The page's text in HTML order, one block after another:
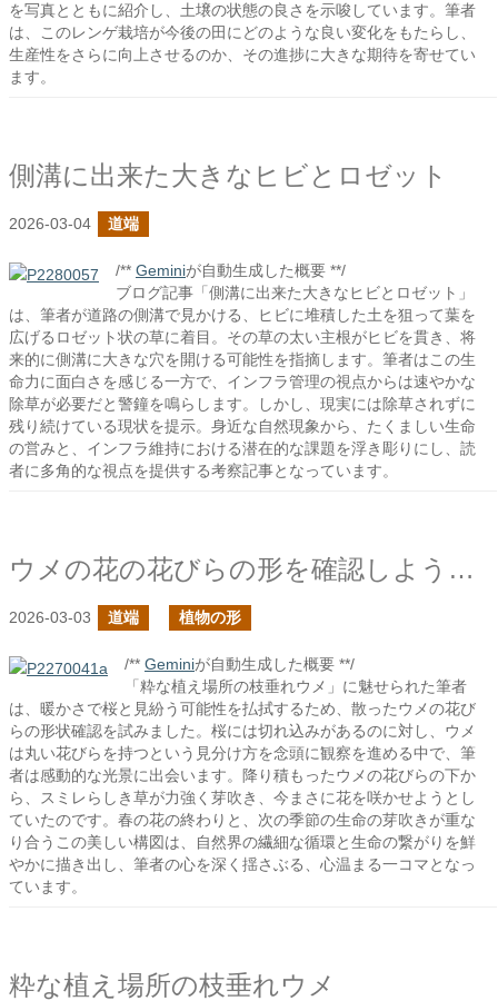
を写真とともに紹介し、土壌の状態の良さを示唆しています。筆者
は、このレンゲ栽培が今後の田にどのような良い変化をもたらし、
生産性をさらに向上させるのか、その進捗に大きな期待を寄せてい
ます。
側溝に出来た大きなヒビとロゼット
2026-03-04 道端
/** Geminiが自動生成した概要 **/
ブログ記事「側溝に出来た大きなヒビとロゼット」
は、筆者が道路の側溝で見かける、ヒビに堆積した土を狙って葉を
広げるロゼット状の草に着目。その草の太い主根がヒビを貫き、将
来的に側溝に大きな穴を開ける可能性を指摘します。筆者はこの生
命力に面白さを感じる一方で、インフラ管理の視点からは速やかな
除草が必要だと警鐘を鳴らします。しかし、現実には除草されずに
残り続けている現状を提示。身近な自然現象から、たくましい生命
の営みと、インフラ維持における潜在的な課題を浮き彫りにし、読
者に多角的な視点を提供する考察記事となっています。
ウメの花の花びらの形を確認しようとしたら
2026-03-03 道端 植物の形
/** Geminiが自動生成した概要 **/
「粋な植え場所の枝垂れウメ」に魅せられた筆者
は、暖かさで桜と見紛う可能性を払拭するため、散ったウメの花び
らの形状確認を試みました。桜には切れ込みがあるのに対し、ウメ
は丸い花びらを持つという見分け方を念頭に観察を進める中で、筆
者は感動的な光景に出会います。降り積もったウメの花びらの下か
ら、スミレらしき草が力強く芽吹き、今まさに花を咲かせようとし
ていたのです。春の花の終わりと、次の季節の生命の芽吹きが重な
り合うこの美しい構図は、自然界の繊細な循環と生命の繋がりを鮮
やかに描き出し、筆者の心を深く揺さぶる、心温まる一コマとなっ
ています。
粋な植え場所の枝垂れウメ